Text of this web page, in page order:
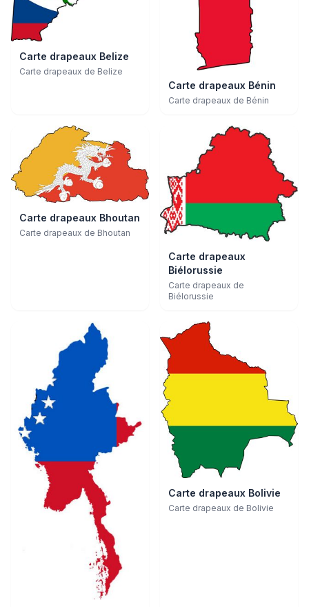
Carte drapeaux Belize
Carte drapeaux de Belize
Carte drapeaux Bénin
Carte drapeaux de Bénin
Carte drapeaux Bhoutan
Carte drapeaux de Bhoutan
Carte drapeaux
Biélorussie
Carte drapeaux de
Biélorussie
Carte drapeaux Bolivie
Carte drapeaux de Bolivie